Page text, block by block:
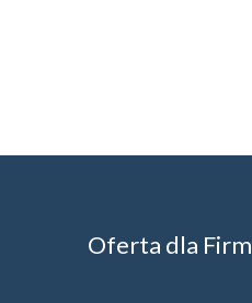
Oferta dla Firm